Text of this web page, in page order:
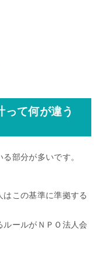
って何が違う
部分が多いです。
この基準に準拠する
ールがＮＰＯ法人会